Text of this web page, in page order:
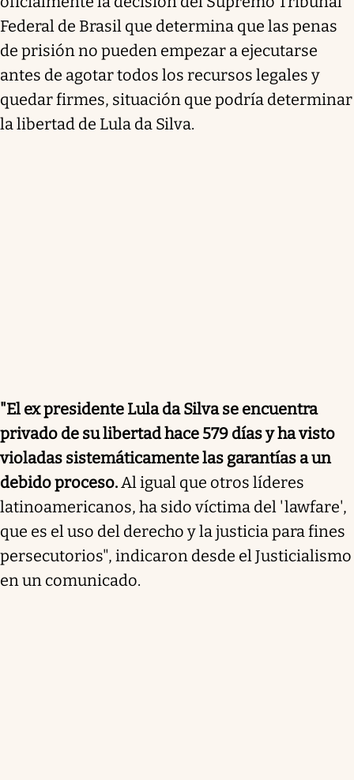
Federal de Brasil que determina que las penas
de prisión no pueden empezar a ejecutarse
antes de agotar todos los recursos legales y
quedar firmes, situación que podría determinar
la libertad de Lula da Silva.
"El ex presidente Lula da Silva se encuentra
privado de su libertad hace 579 días y ha visto
violadas sistemáticamente las garantías a un
debido proceso.Al igual que otros líderes
latinoamericanos, ha sido víctima del 'lawfare',
que es el uso del derecho y la justicia para fines
persecutorios", indicaron desde el Justicialismo
en un comunicado.